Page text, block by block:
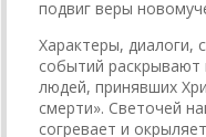
подвиг веры
Характеры, диалоги,
событий
людей, принявших
смерти». Светочей
согревает и